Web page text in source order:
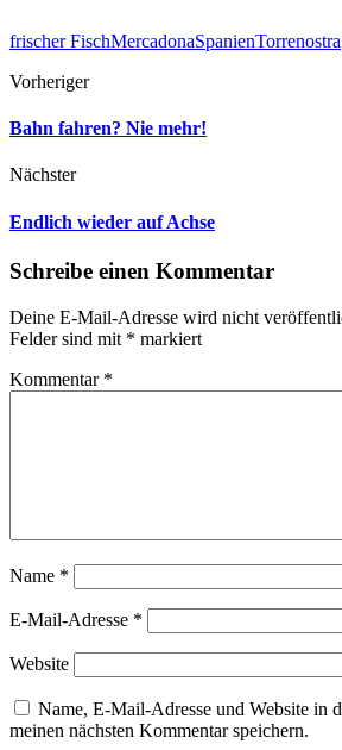
frischer FischMercadonaSpanienTorrenostra
Vorheriger
Bahn fahren? Nie mehr!
Nächster
Endlich wieder auf Achse
Schreibe einen Kommentar
Deine E-Mail-Adresse wird nicht
Felder sind mit * markiert
Kommentar *
Name *
E-Mail-Adresse *
Website
Name, E-Mail-Adresse und Website in
meinen nächsten Kommentar speichern.